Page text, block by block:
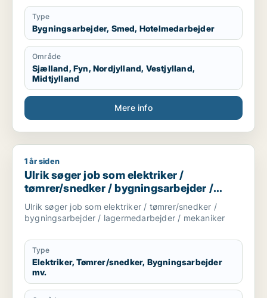
år som kranfører som jeg er pt.
Type
Bygningsarbejder, Smed, Hotelmedarbejder
Område
Sjælland, Fyn, Nordjylland, Vestjylland,
Midtjylland
Mere info
Ulrik søger job som elektriker / tømrer/snedker /
1 år siden
Ulrik søger job som elektriker /
tømrer/snedker / bygningsarbejder /
lagermedarbejder / mekaniker
Ulrik søger job som elektriker / tømrer/snedker /
bygningsarbejder / lagermedarbejder / mekaniker
Type
Elektriker, Tømrer/snedker, Bygningsarbejder
mv.